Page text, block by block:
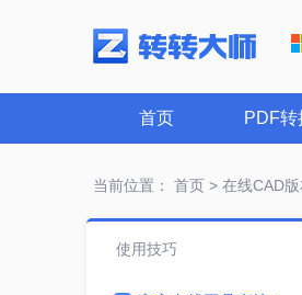
首页 PDF转
当前位置： 首页> 在线CAD
使用技巧